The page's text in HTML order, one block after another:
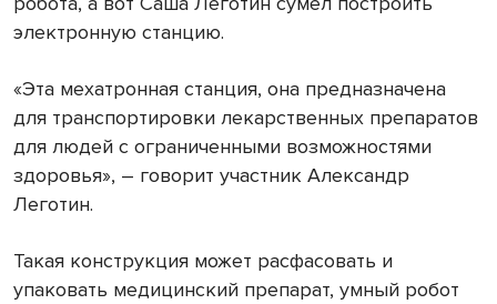
электронную станцию.
«Эта мехатронная станция, она предназначена
для транспортировки лекарственных препаратов
для людей с ограниченными возможностями
здоровья», – говорит участник Александр
Леготин.
Такая конструкция может расфасовать и
упаковать медицинский препарат, умный робот